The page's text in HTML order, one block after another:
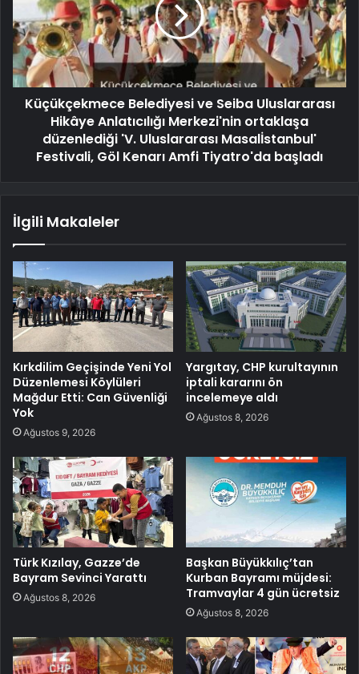
Küçükçekmece Belediyesi ve Seiba Uluslararası
Hikâye Anlatıcılığı Merkezi'nin ortaklaşa
düzenlediği 'V. Uluslararası Masalİstanbul'
Festivali, Göl Kenarı Amfi Tiyatro'da başladı
İlgili Makaleler
Kırkdilim Geçişinde Yeni Yol
Düzenlemesi Köylüleri
Mağdur Etti: Can Güvenliği
Yok
Ağustos 9, 2026
Yargıtay, CHP kurultayının
iptali kararını ön
incelemeye aldı
Ağustos 8, 2026
Türk Kızılay, Gazze’de
Bayram Sevinci Yarattı
Ağustos 8, 2026
Başkan Büyükkılıç’tan
Kurban Bayramı müjdesi:
Tramvaylar 4 gün ücretsiz
Ağustos 8, 2026